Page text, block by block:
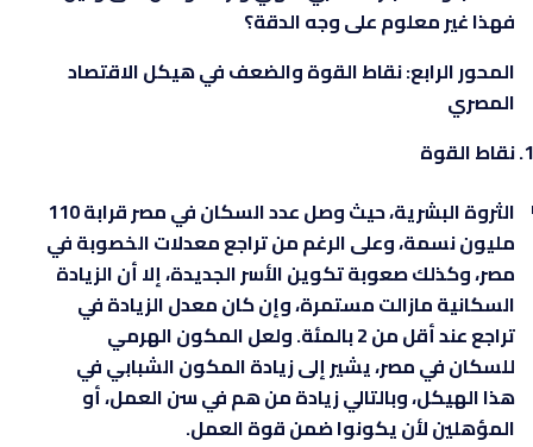
فهذا غير معلوم على وجه الدقة؟
المحور الرابع: نقاط القوة والضعف في هيكل الاقتصاد
المصري
نقاط القوة
الثروة البشرية، حيث وصل عدد السكان في مصر قرابة 110
مليون نسمة، وعلى الرغم من تراجع معدلات الخصوبة في
مصر، وكذلك صعوبة تكوين الأسر الجديدة، إلا أن الزيادة
السكانية مازالت مستمرة، وإن كان معدل الزيادة في
تراجع عند أقل من 2 بالمئة. ولعل المكون الهرمي
للسكان في مصر، يشير إلى زيادة المكون الشبابي في
هذا الهيكل، وبالتالي زيادة من هم في سن العمل، أو
المؤهلين لأن يكونوا ضمن قوة العمل.